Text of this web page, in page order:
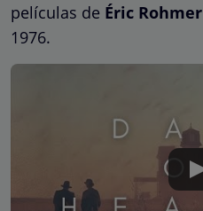
películas de Éric Rohmer
1976.